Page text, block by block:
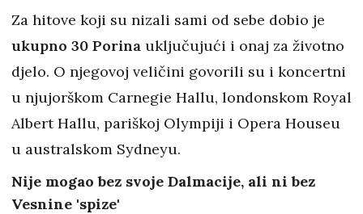
Za hitove koji su nizali sami od sebe dobio je
ukupno 30 Porina uključujući i onaj za životno
djelo. O njegovoj veličini govorili su i koncertni
u njujorškom Carnegie Hallu, londonskom Royal
Albert Hallu, pariškoj Olympiji i Opera Houseu
u australskom Sydneyu.
Nije mogao bez svoje Dalmacije, ali ni bez
Vesnine 'spize'